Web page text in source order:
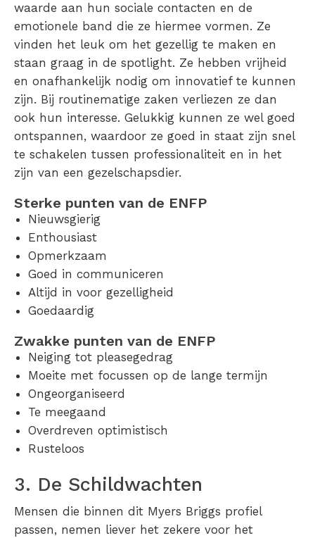
waarde aan hun sociale contacten en de
emotionele band die ze hiermee vormen. Ze
vinden het leuk om het gezellig te maken en
staan graag in de spotlight. Ze hebben vrijheid
en onafhankelijk nodig om innovatief te kunnen
zijn. Bij routinematige zaken verliezen ze dan
ook hun interesse. Gelukkig kunnen ze wel goed
ontspannen, waardoor ze goed in staat zijn snel
te schakelen tussen professionaliteit en in het
zijn van een gezelschapsdier.
Sterke punten van de ENFP
Nieuwsgierig
Enthousiast
Opmerkzaam
Goed in communiceren
Altijd in voor gezelligheid
Goedaardig
Zwakke punten van de ENFP
Neiging tot pleasegedrag
Moeite met focussen op de lange termijn
Ongeorganiseerd
Te meegaand
Overdreven optimistisch
Rusteloos
3. De Schildwachten
Mensen die binnen dit Myers Briggs profiel
passen, nemen liever het zekere voor het